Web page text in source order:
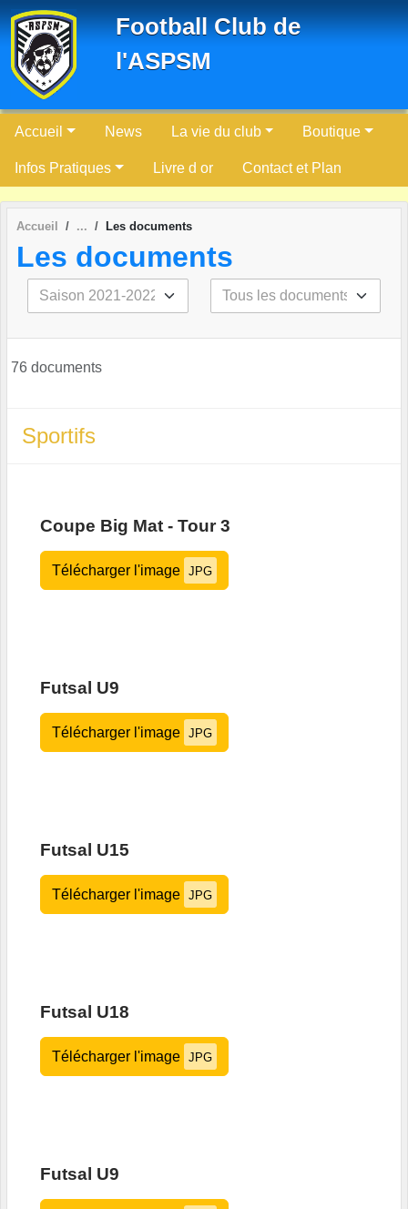
Football Club de
l'ASPSM
Accueil News La vie du club Boutique
Infos Pratiques Livre d or Contact et Plan
Accueil Les documents
Les documents
76 documents
Sportifs
Coupe Big Mat - Tour 3
Télécharger l'image JPG
Futsal U9
Télécharger l'image JPG
Futsal U15
Télécharger l'image JPG
Futsal U18
Télécharger l'image JPG
Futsal U9
Panneau de gestion des cookies